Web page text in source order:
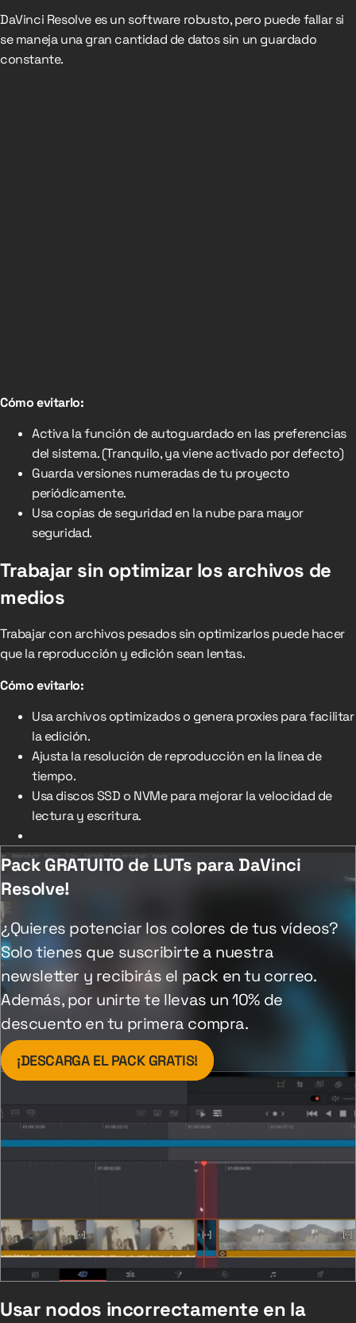
DaVinci Resolve es un software robusto, pero puede fallar si
se maneja una gran cantidad de datos sin un guardado
constante.
Cómo evitarlo:
Activa la función de autoguardado en las preferencias
del sistema. (Tranquilo, ya viene activado por defecto)
Guarda versiones numeradas de tu proyecto
periódicamente.
Usa copias de seguridad en la nube para mayor
seguridad.
Trabajar sin optimizar los archivos de
medios
Trabajar con archivos pesados sin optimizarlos puede hacer
que la reproducción y edición sean lentas.
Cómo evitarlo:
Usa archivos optimizados o genera proxies para facilitar
la edición.
Ajusta la resolución de reproducción en la línea de
tiempo.
Usa discos SSD o NVMe para mejorar la velocidad de
lectura y escritura.
Pack GRATUITO de LUTs para DaVinci
Resolve!
¿Quieres potenciar los colores de tus vídeos?
Solo tienes que suscribirte a nuestra
newsletter y recibirás el pack en tu correo.
Además, por unirte te llevas un 10% de
descuento en tu primera compra.
¡DESCARGA EL PACK GRATIS!
Usar nodos incorrectamente en la